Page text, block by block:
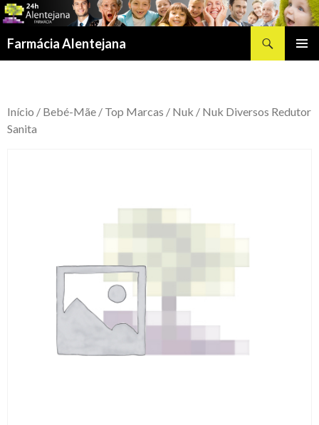
Farmácia Alentejana
Início / Bebé-Mãe / Top Marcas / Nuk / Nuk Diversos Redutor
Sanita